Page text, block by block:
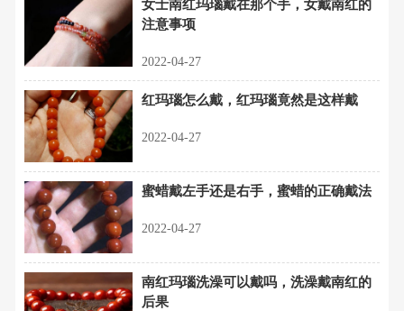
女士南红玛瑙戴在那个手，女戴南红的
注意事项
2022-04-27
红玛瑙怎么戴，红玛瑙竟然是这样戴
2022-04-27
蜜蜡戴左手还是右手，蜜蜡的正确戴法
2022-04-27
南红玛瑙洗澡可以戴吗，洗澡戴南红的
后果